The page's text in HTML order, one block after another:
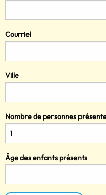
Courriel
Ville
Nombre de personnes
Âge des enfants présents